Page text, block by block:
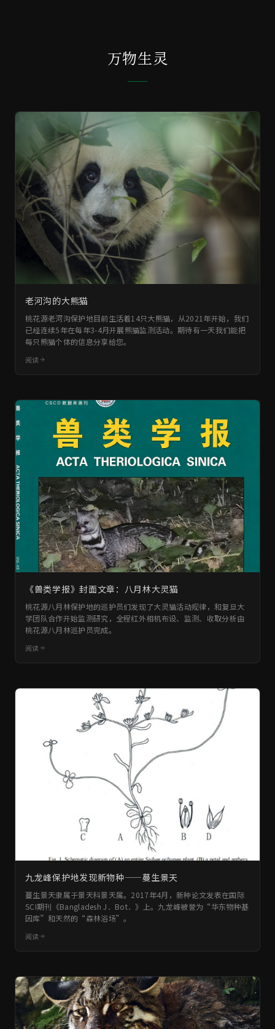
万物生灵
老河沟的大熊猫
桃花源老河沟保护地目前生活着14只大熊猫，从2021年开始，我们
已经连续5年在每年3-4月开展熊猫监测活动。期待有一天我们能把
每只熊猫个体的信息分享给您。
阅读
《兽类学报》封面文章：八月林大灵猫
桃花源八月林保护地的巡护员们发现了大灵猫活动规律，和复旦大
学团队合作开始监测研究，全程红外相机布设、监测、收取分析由
桃花源八月林巡护员完成。
阅读
九龙峰保护地发现新物种——蔓生景天
蔓生景天隶属于景天科景天属。2017年4月，新种论文发表在国际
SCI期刊《Bangladesh J．Bot．》上。九龙峰被誉为“华东物种基
因库”和天然的“森林浴场”。
阅读